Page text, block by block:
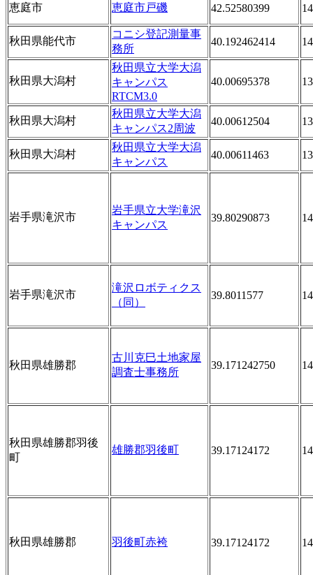
恵庭市 恵庭市戸磯 42.52580399
秋田県能代市
コニシ登記測量事
務所
40.192462414
秋田県大潟村
秋田県立大学大潟
キャンパス
RTCM3.0
40.00695378
秋田県大潟村
秋田県立大学大潟
キャンパス2周波
40.00612504
秋田県大潟村
秋田県立大学大潟
キャンパス
40.00611463
岩手県滝沢市
岩手県立大学滝沢
キャンパス
39.80290873
岩手県滝沢市
滝沢ロボティクス
（同）
39.8011577
秋田県雄勝郡
古川克巳土地家屋
調査士事務所
39.171242750
秋田県雄勝郡羽後
町
雄勝郡羽後町 39.17124172
秋田県雄勝郡 羽後町赤袴 39.17124172